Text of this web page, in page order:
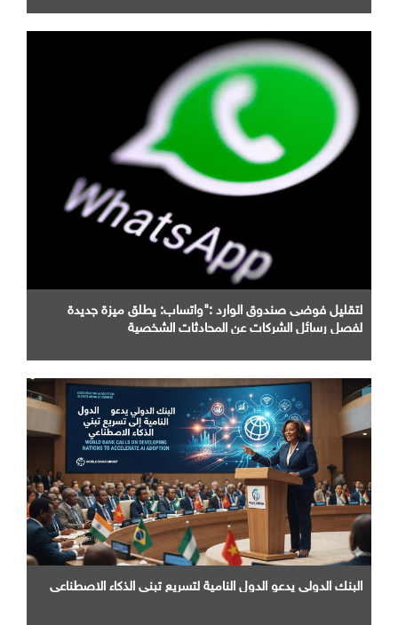
لتقليل فوضى صندوق الوارد :"واتساب: يطلق ميزة جديدة
لفصل رسائل الشركات عن المحادثات الشخصية
البنك الدولي يدعو الدول النامية لتسريع تبني الذكاء الاصطناعي